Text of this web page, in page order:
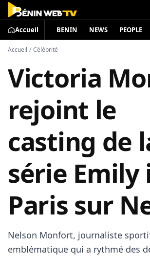
Accueil BENIN NEWS PEOPLE
Accueil / Célébrité
Victoria
rejoint le
casting de
série Emily
Paris sur
Nelson Monfort, journaliste
emblématique qui a rythmé des